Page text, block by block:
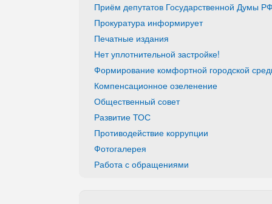
Приём депутатов Государственной Думы
Прокуратура информирует
Печатные издания
Нет уплотнительной застройке!
Формирование комфортной городской
Компенсационное озеленение
Общественный совет
Развитие ТОС
Противодействие коррупции
Фотогалерея
Работа с обращениями